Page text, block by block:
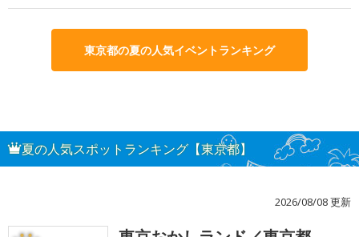
東京都の夏の人気イベントランキング
夏の人気スポットランキング【東京都】
2026/08/08 更新